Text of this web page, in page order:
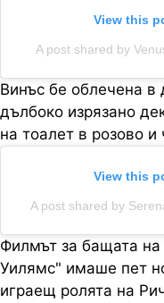
View this
A post shared by
Винъс бе облечена в
дълбоко изрязано
на тоалет в розово и
View this
A post shared by
Филмът за бащата
Уилямс" имаше пет
играещ ролята на